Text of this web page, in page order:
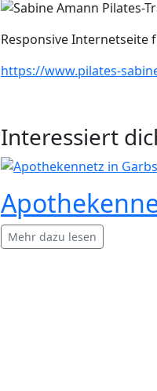
Responsive Internetseite
https://www.pilates-
Interessiert
Mehr dazu lesen